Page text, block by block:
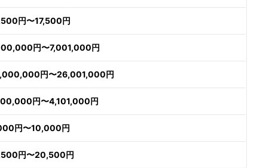
円〜17,500円
円〜7,001,000円
円〜26,001,000円
円〜4,101,000円
円〜10,000円
円〜20,500円